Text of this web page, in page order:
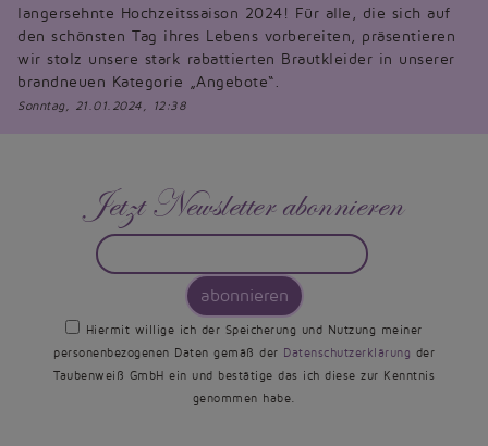
langersehnte Hochzeitssaison 2024! Für alle, die sich auf
den schönsten Tag ihres Lebens vorbereiten, präsentieren
wir stolz unsere stark rabattierten Brautkleider in unserer
brandneuen Kategorie „Angebote“.
Sonntag, 21.01.2024, 12:38
Jetzt Newsletter abonnieren
abonnieren
Hiermit willige ich der Speicherung und Nutzung meiner
personenbezogenen Daten gemäß der Datenschutzerklärung der
Taubenweiß GmbH ein und bestätige das ich diese zur Kenntnis
genommen habe.